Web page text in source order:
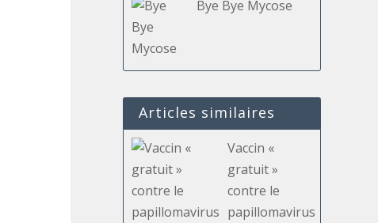
Bye Bye Mycose
Articles similaires
Vaccin «
gratuit »
contre le
papillomavirus